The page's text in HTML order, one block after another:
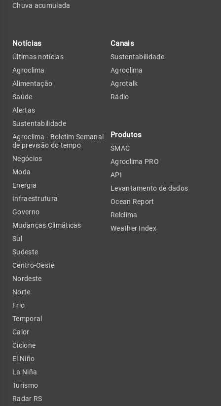
Chuva acumulada
Notícias
Últimas notícias
Agroclima
Alimentação
Saúde
Alertas
Sustentabilidade
Agroclima - Boletim Semanal
de previsão do tempo
Negócios
Moda
Energia
Infraestrutura
Governo
Mudanças Climáticas
Sul
Sudeste
Centro-Oeste
Nordeste
Norte
Frio
Temporal
Calor
Ciclone
El Niño
La Niña
Turismo
Radar RS
Canais
Sustentabilidade
Agroclima
Agrotalk
Rádio
Produtos
SMAC
Agroclima PRO
API
Levantamento de dados
Ocean Report
Relclima
Weather Index